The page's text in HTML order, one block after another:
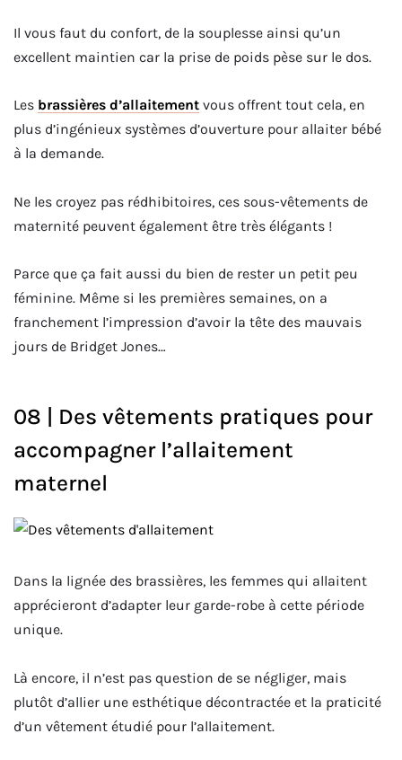
Il vous faut du confort, de la souplesse ainsi qu’un
excellent maintien car la prise de poids pèse sur le dos.
Les brassières d’allaitement vous offrent tout cela, en
plus d’ingénieux systèmes d’ouverture pour allaiter bébé
à la demande.
Ne les croyez pas rédhibitoires, ces sous-vêtements de
maternité peuvent également être très élégants !
Parce que ça fait aussi du bien de rester un petit peu
féminine. Même si les premières semaines, on a
franchement l’impression d’avoir la tête des mauvais
jours de Bridget Jones…
08 | Des vêtements pratiques pour
accompagner l’allaitement
maternel
Dans la lignée des brassières, les femmes qui allaitent
apprécieront d’adapter leur garde-robe à cette période
unique.
Là encore, il n’est pas question de se négliger, mais
plutôt d’allier une esthétique décontractée et la praticité
d’un vêtement étudié pour l’allaitement.